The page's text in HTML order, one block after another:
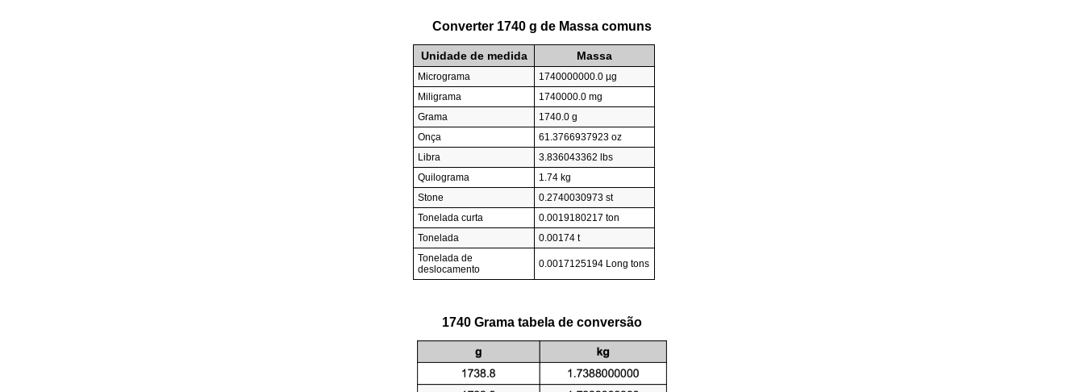
Converter 1740 g de Massa comuns
Unidade de medida Massa
Micrograma
1740000000.0 µg
Miligrama
1740000.0 mg
Grama
1740.0 g
Onça
61.3766937923 oz
Libra
3.836043362 lbs
Quilograma
1.74 kg
Stone
0.2740030973 st
Tonelada curta
0.0019180217 ton
Tonelada
0.00174 t
Tonelada de
deslocamento
0.0017125194 Long tons
1740 Grama tabela de conversão